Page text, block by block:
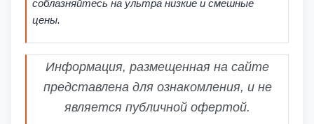
соблазняйтесь на ультра низкие и смешные
цены.
Информация, размещенная на сайте
представлена для ознакомления, и не
является публичной офертой.